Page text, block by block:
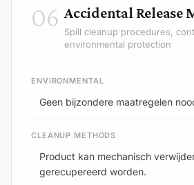
06 Accidental Release
Spill cleanup procedures,
environmental protection
ENVIRONMENTAL
Geen bijzondere maatregelen
CLEANUP METHODS
Product kan mechanisch
gerecupereerd worden.